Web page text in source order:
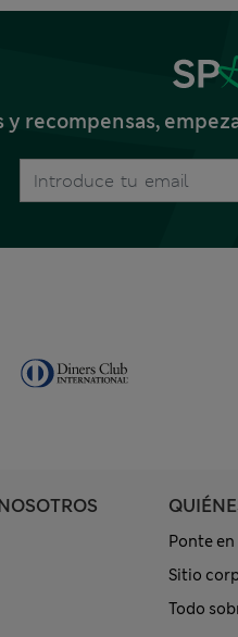
recompensas,
Ponte
Sitio
Todo